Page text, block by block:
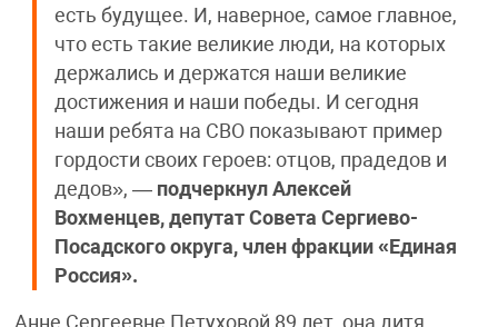
есть будущее. И, наверное, самое главное,
что есть такие великие люди, на которых
держались и держатся наши великие
достижения и наши победы. И сегодня
наши ребята на СВО показывают пример
гордости своих героев: отцов, прадедов и
дедов», —подчеркнул Алексей
Вохменцев, депутат Совета Сергиево-
Посадского округа, член фракции «Единая
Россия».